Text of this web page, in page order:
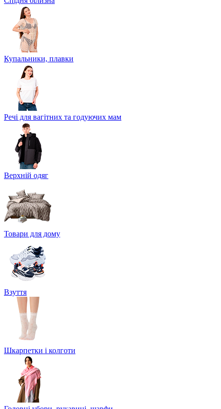
Купальники, плавки
Речі для вагітних та годуючих мам
Верхній одяг
Товари для дому
Взуття
Шкарпетки і колготи